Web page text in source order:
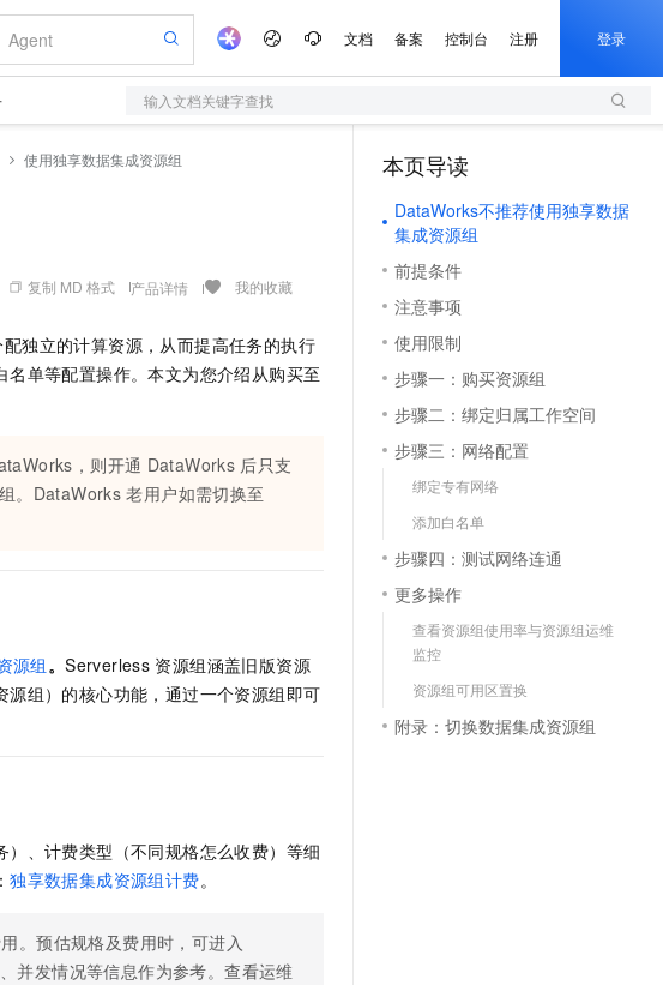
文档 备案 控制台 注册 登录
输入文档关键字查找
使用独享数据集成资源组
复制 MD 格式 产品详情 我的收藏
独立的计算资源，从而提高任务的执行
单等配置操作。本文为您介绍从购买至
，则开通 DataWorks 后只支
。DataWorks 老用户如需切换至
源组 。Serverless 资源组涵盖旧版资源
组）的核心功能，通过一个资源组即可
、计费类型（不同规格怎么收费）等细
独享数据集成资源组计费。
。预估规格及费用时，可进入
并发情况等信息作为参考。查看运维
本页导读
DataWorks不推荐使用独享数据
集成资源组
前提条件
注意事项
使用限制
步骤一：购买资源组
步骤二：绑定归属工作空间
步骤三：网络配置
绑定专有网络
添加白名单
步骤四：测试网络连通
更多操作
查看资源组使用率与资源组运维
监控
资源组可用区置换
附录：切换数据集成资源组
大模型服务平台百炼
HappyHorse-1.1-T2V
图生视频，流畅自然，细节丰富
语音识别与合成
Qwen3-TTS-Flash
Cosyvoice-V3-Flash
Fun-ASR
Qoder HOT
秒悟
云端极速 AI 应用创作平台
NEW
一站式AI生产力平台
全托管，含MySQL、PostgreSQL、SQL Server、MariaDB多引擎
Qoder
面向真实软件的智能体编程平台
云防火墙
云原生的云上边界网络安全防护产品
轻量应用服务器
快速构建应用程序和网站，即刻迈出上云第一步
数字证书管理服务（原SSL证书）
实现全站HTTPS，呈现可信的WEB访问
短信服务
大数据开发治理平台 DataWorks
轻松解锁专属 DeepSeek-V4-Pro
5 分钟轻松部署专属 QwenPaw HOT
从聊天伙伴进化为能主动干活的本地数字员工
一句话生成原生可编辑精美 PPT 文稿
输入一句话想法, 轻松生成专业的 PPT
一键部署幻兽帕鲁游戏服务器
一键购买专属联机服务器，轻松开启游戏
漫剧工坊：一站式动画创作平台
10 分钟搭建微信、支付宝小程序
间低至2折
AI 场景体验
从图文生成到视频创作，一键激活电商全链路生产力
AI 广告创作
图文、视频一站生成，高效打造优质广告素材
AI 短剧/漫剧
AI助力短剧漫剧创作，剧本、分镜、视频高效生成
自动承接线索、识别商机，让客服更高效、服务更出色。
AI 活动
AI 生产力先锋
先锋实践拓展 AI 生产力的边界
飞天发布时刻
所见，即是所愿
AI 实训营
创新加速
上云场景组合购
云聚AI 严选权益
精选AI产品，从模型到应用全链提效
AI 用量加速计划
新老同享，达量后返
配置报价器
阿里云 OPC 创新助力计划
Token 补贴，五大权
益加速 OPC 成功
基础软件
JAVA
WordPress
建站小程序
定制小程序
建站系统
专业服务
公司注册
上云迁移
SSL 证书
产品伙伴合作计划
云网络合作计划
成为服务伙伴
服务伙伴合作计划
Al MaaS 服务伙伴赋能合作
伙伴信用分合作计划
更多支持
合作伙伴培训与认证
查询合作伙伴
登录合作伙伴管理后台
阿里云认证
信息公告
官网公告
开发者社区
电子书
镜像站
我要反馈
市场活动
魔搭 ModelScope
高校合作
加入我们
社会招聘
校园招聘